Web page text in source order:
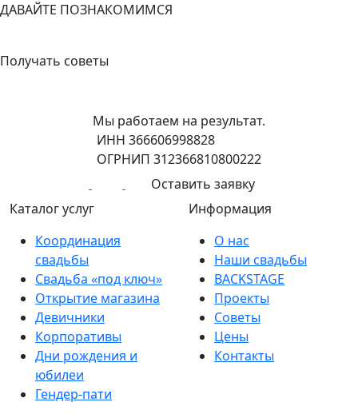
ДАВАЙТЕ ПОЗНАКОМИМСЯ
Получать советы
Мы работаем на результат.
ИНН 366606998828
ОГРНИП 312366810800222
Оставить заявку
Каталог услуг
Координация
свадьбы
Свадьба «под ключ»
Открытие магазина
Девичники
Корпоративы
Дни рождения и
юбилеи
Гендер-пати
Информация
О нас
Наши свадьбы
BACKSTAGE
Проекты
Советы
Цены
Контакты